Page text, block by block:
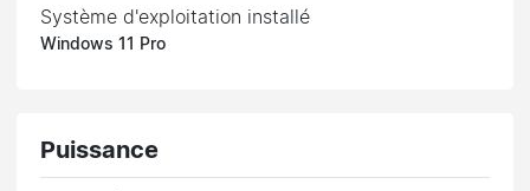
Système d'exploitation installé
Windows 11 Pro
Puissance